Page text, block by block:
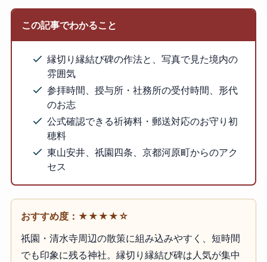
この記事でわかること
縁切り縁結び碑の作法と、写真で見た境内の
雰囲気
参拝時間、授与所・社務所の受付時間、形代
のお志
公式確認できる祈祷料・郵送対応のお守り初
穂料
東山安井、祇園四条、京都河原町からのアク
セス
おすすめ度：★★★★☆
祇園・清水寺周辺の散策に組み込みやすく、短時間
でも印象に残る神社。縁切り縁結び碑は人気が集中